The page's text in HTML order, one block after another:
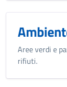
Aree verdi e
rifiuti.